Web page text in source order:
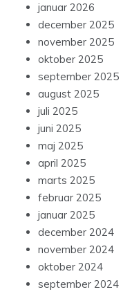
januar 2026
december 2025
november 2025
oktober 2025
september 2025
august 2025
juli 2025
juni 2025
maj 2025
april 2025
marts 2025
februar 2025
januar 2025
december 2024
november 2024
oktober 2024
september 2024